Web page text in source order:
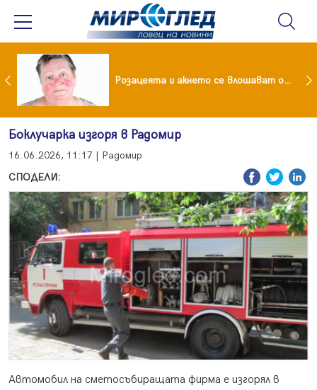
Симона Пейчева отиде на море след убийството на Владо Загатото, скарала се с него за пари Розацеята и акнето се влошават от слънцето
Боклучарка изгоря в Радомир
16.06.2026, 11:17 | Радомир
СПОДЕЛИ:
Автомобил на сметосъбиращата фирма е изгорял в